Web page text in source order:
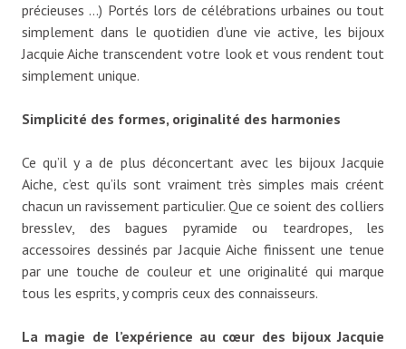
précieuses …) Portés lors de célébrations urbaines ou tout
simplement dans le quotidien d’une vie active, les bijoux
Jacquie Aiche transcendent votre look et vous rendent tout
simplement unique.
Simplicité des formes, originalité des harmonies
Ce qu’il y a de plus déconcertant avec les bijoux Jacquie
Aiche, c’est qu’ils sont vraiment très simples mais créent
chacun un ravissement particulier. Que ce soient des colliers
bresslev, des bagues pyramide ou teardropes, les
accessoires dessinés par Jacquie Aiche finissent une tenue
par une touche de couleur et une originalité qui marque
tous les esprits, y compris ceux des connaisseurs.
La magie de l’expérience au cœur des bijoux Jacquie